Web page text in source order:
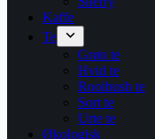
Kaffe
Te
Grøn te
Hvid te
Rooibush te
Sort te
Urte te
Økologisk